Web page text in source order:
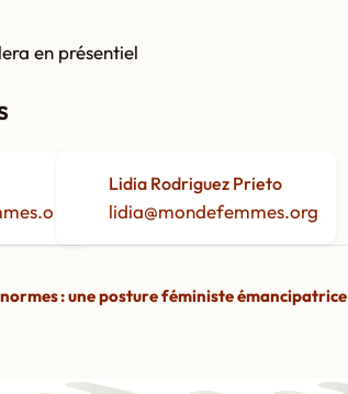
en présentiel
Lidia Rodriguez Prieto
lidia@mondefemmes.org
: une posture féministe émancipatrice